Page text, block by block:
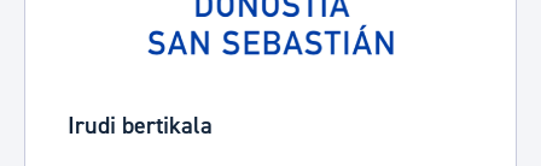
Irudi bertikala